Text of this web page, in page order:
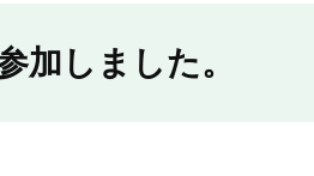
加しました。